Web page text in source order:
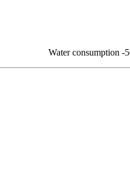
Water consumption -